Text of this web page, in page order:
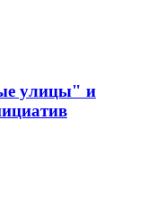
улицы" и